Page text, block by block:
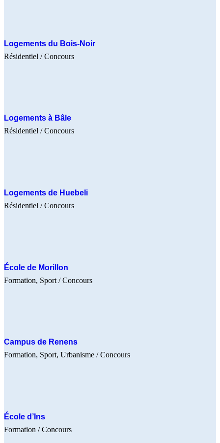
Logements du Bois-Noir
Résidentiel / Concours
Logements à Bâle
Résidentiel / Concours
Logements de Huebeli
Résidentiel / Concours
École de Morillon
Formation Sport / Concours
Campus de Renens
Formation Sport Urbanisme / Concours
École d’Ins
Formation / Concours